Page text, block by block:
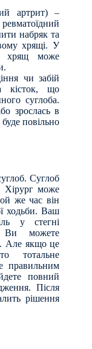
артрит) –
набряк та
хрящі. У
хрящ може
чи забій
кісток, що
суглоба.
зрослась в
повільно
Суглоб
Хірург може
же час він
ходьби. Ваш
у стегні
Ви можете
Але якщо це
тотальне
правильним
повний
Після
рішення